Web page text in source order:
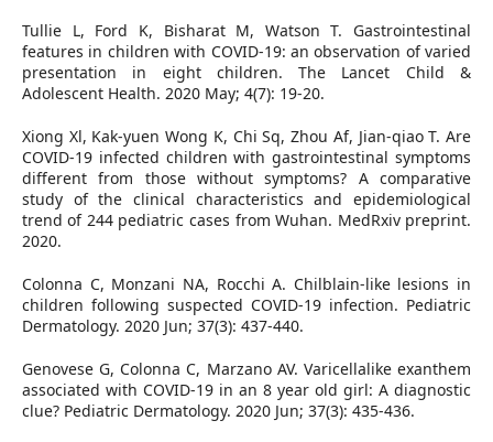
Tullie L, Ford K, Bisharat M, Watson T. Gastrointestinal
features in children with COVID-19: an observation of varied
presentation in eight children. The Lancet Child &
Adolescent Health. 2020 May; 4(7): 19-20.
Xiong Xl, Kak-yuen Wong K, Chi Sq, Zhou Af, Jian-qiao T. Are
COVID-19 infected children with gastrointestinal symptoms
different from those without symptoms? A comparative
study of the clinical characteristics and epidemiological
trend of 244 pediatric cases from Wuhan. MedRxiv preprint.
2020.
Colonna C, Monzani NA, Rocchi A. Chilblain‐like lesions in
children following suspected COVID-19 infection. Pediatric
Dermatology. 2020 Jun; 37(3): 437-440.
Genovese G, Colonna C, Marzano AV. Varicellalike exanthem
associated with COVID-19 in an 8 year old girl: A diagnostic
clue? Pediatric Dermatology. 2020 Jun; 37(3): 435-436.